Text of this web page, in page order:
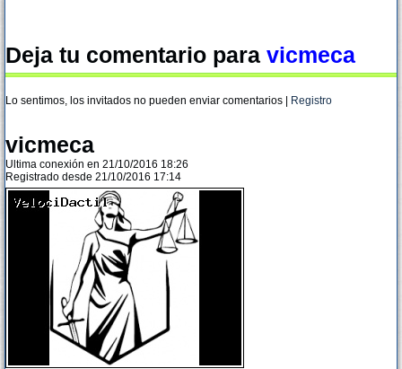
Deja tu comentario para vicmeca
Lo sentimos, los invitados no pueden enviar comentarios | Registro
vicmeca
Ultima conexión en 21/10/2016 18:26
Registrado desde 21/10/2016 17:14